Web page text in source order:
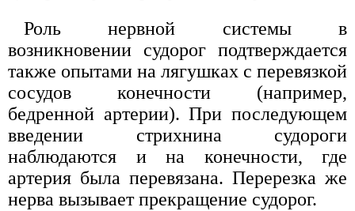
Роль нервной системы в
возникновении судорог подтверждается
также опытами на лягушках с перевязкой
сосудов конечности (например,
бедренной артерии). При последующем
введении стрихнина судороги
наблюдаются и на конечности, где
артерия была перевязана. Перерезка же
нерва вызывает прекращение судорог.